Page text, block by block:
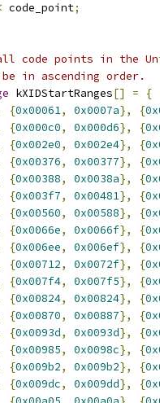
code_point;
code points in the
in ascending order.
kXIDStartRanges[] =
{
{0x00061, 0x0007a}, {
{0x000c0, 0x000d6}, {
{0x002e0, 0x002e4}, {
{0x00376, 0x00377}, {
{0x00388, 0x0038a}, {
{0x003f7, 0x00481}, {
{0x00560, 0x00588}, {
{0x0066e, 0x0066f}, {
{0x006ee, 0x006ef}, {
{0x00712, 0x0072f}, {
{0x007f4, 0x007f5}, {
{0x00824, 0x00824}, {
{0x00870, 0x00887}, {
{0x0093d, 0x0093d}, {
{0x00985, 0x0098c}, {
{0x009b2, 0x009b2}, {
{0x009dc, 0x009dd}, {